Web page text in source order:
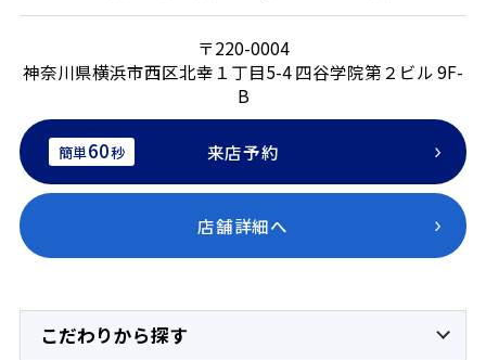
〒220-0004
神奈川県横浜市西区北幸１丁目5-4 四谷学院第２ビル 9F-
B
簡単60秒 来店予約
店舗詳細へ
こだわりから探す